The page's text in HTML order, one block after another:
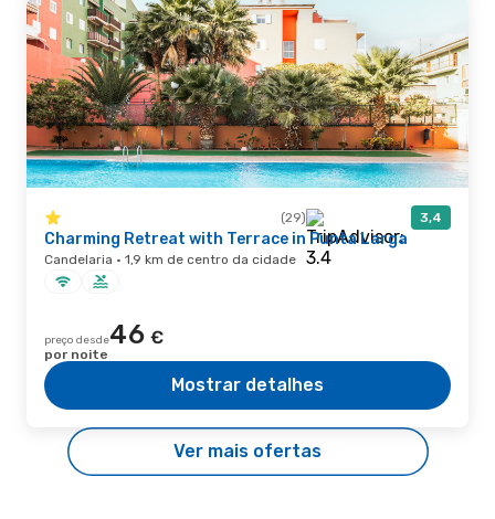
(29) 3,4
Charming Retreat with Terrace in Punta Larga
Candelaria · 1,9 km de centro da cidade
preço desde46 €
por noite
Mostrar detalhes
Ver mais ofertas